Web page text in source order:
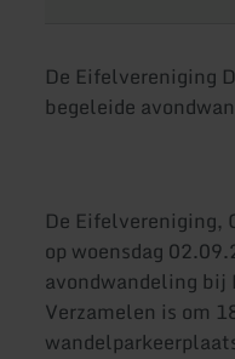
De Eifelvereniging
begeleide
De Eifelvereniging,
op woensdag
avondwandeling bij
Verzamelen is om